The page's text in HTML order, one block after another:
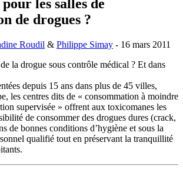
les salles de
de drogues ?
Roudil & Philippe Simay - 16 mars 2011
la drogue sous contrôle médical ? Et dans
depuis 15 ans dans plus de 45 villes,
les centres dits de « consommation à moindre
supervisée » offrent aux toxicomanes les
de consommer des drogues dures (crack,
de bonnes conditions d’hygiène et sous la
qualifié tout en préservant la tranquillité